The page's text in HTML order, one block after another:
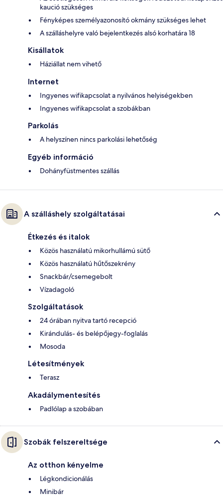
kaució szükséges
Fényképes személyazonosító okmány szükséges lehet
A szálláshelyre való bejelentkezés alsó korhatára 18
Kisállatok
Háziállat nem vihető
Internet
Ingyenes wifikapcsolat a nyilvános helyiségekben
Ingyenes wifikapcsolat a szobákban
Parkolás
A helyszínen nincs parkolási lehetőség
Egyéb információ
Dohányfüstmentes szállás
A szálláshely szolgáltatásai
Étkezés és italok
Közös használatú mikorhullámú sütő
Közös használatú hűtőszekrény
Snackbár/csemegebolt
Vízadagoló
Szolgáltatások
24 órában nyitva tartó recepció
Kirándulás- és belépőjegy-foglalás
Mosoda
Létesítmények
Terasz
Akadálymentesítés
Padlólap a szobában
Szobák felszereltsége
Az otthon kényelme
Légkondicionálás
Minibár